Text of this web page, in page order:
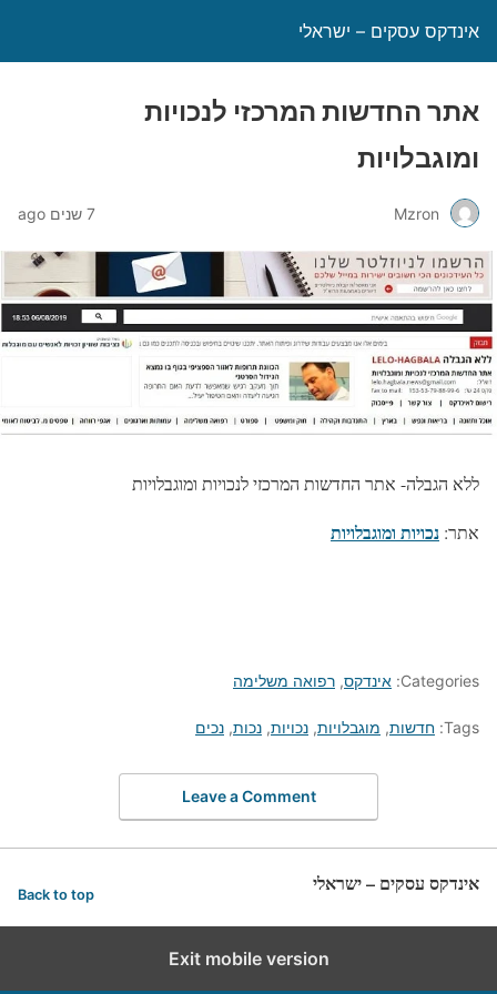
אינדקס עסקים – ישראלי
אתר החדשות המרכזי לנכויות
ומוגבלויות
Mzron 7 שנים ago
ללא הגבלה- אתר החדשות המרכזי לנכויות ומוגבלויות
אתר: נכויות ומוגבלויות
Categories: אינדקס, רפואה משלימה
Tags: חדשות, מוגבלויות, נכויות, נכות, נכים
Leave a Comment
אינדקס עסקים – ישראלי Back to top
Exit mobile version